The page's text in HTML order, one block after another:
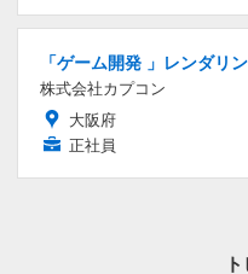
「ゲーム開発 」レンダリ
株式会社カプコン
大阪府
正社員